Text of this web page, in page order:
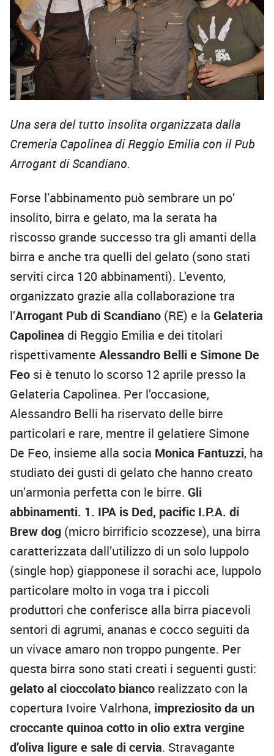
Una sera del tutto insolita organizzata dalla
Cremeria Capolinea di Reggio Emilia con il Pub
Arrogant di Scandiano.
Forse l’abbinamento può sembrare un po’
insolito, birra e gelato, ma la serata ha
riscosso grande successo tra gli amanti della
birra e anche tra quelli del gelato (sono stati
serviti circa 120 abbinamenti). L’evento,
organizzato grazie alla collaborazione tra
l’Arrogant Pub di Scandiano (RE) e la Gelateria
Capolinea di Reggio Emilia e dei titolari
rispettivamente Alessandro Belli e Simone De
Feo si è tenuto lo scorso 12 aprile presso la
Gelateria Capolinea. Per l’occasione,
Alessandro Belli ha riservato delle birre
particolari e rare, mentre il gelatiere Simone
De Feo, insieme alla socia Monica Fantuzzi, ha
studiato dei gusti di gelato che hanno creato
un’armonia perfetta con le birre. Gli
abbinamenti. 1. IPA is Ded, pacific I.P.A. di
Brew dog (micro birrificio scozzese), una birra
caratterizzata dall’utilizzo di un solo luppolo
(single hop) giapponese il sorachi ace, luppolo
particolare molto in voga tra i piccoli
produttori che conferisce alla birra piacevoli
sentori di agrumi, ananas e cocco seguiti da
un vivace amaro non troppo pungente. Per
questa birra sono stati creati i seguenti gusti:
gelato al cioccolato bianco realizzato con la
copertura Ivoire Valrhona, impreziosito da un
croccante quinoa cotto in olio extra vergine
d’oliva ligure e sale di cervia. Stravagante